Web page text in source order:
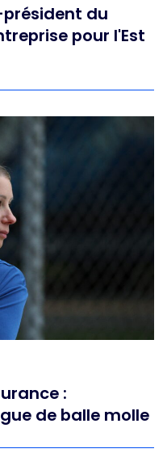
du
pour l'Est
:
de balle molle